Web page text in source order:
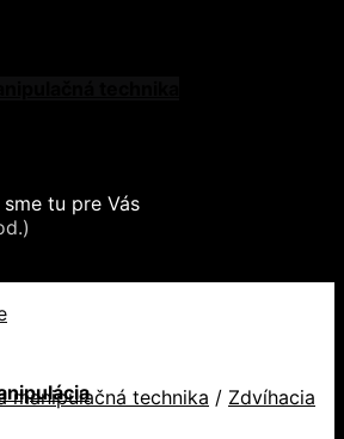
tu pre Vás
manipulačná technika / Zdvíhacia